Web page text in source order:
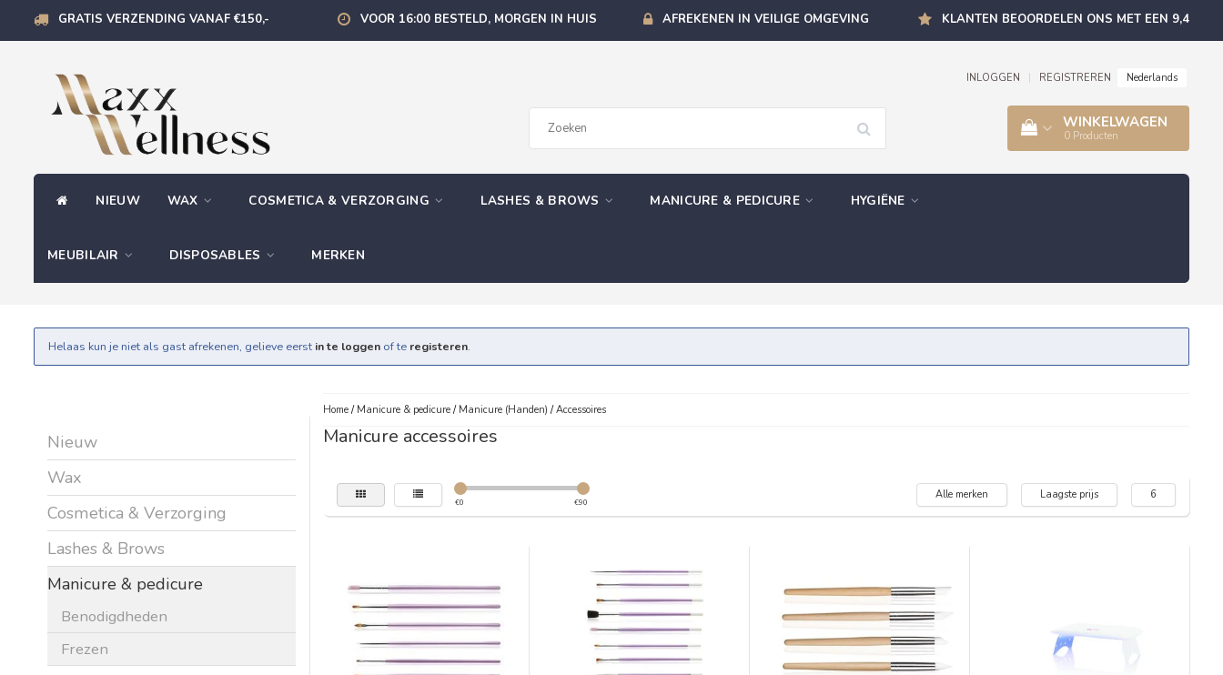
GRATIS VERZENDING VANAF €150,- VOOR 16:00 BESTELD, MORGEN IN HUIS AFREKENEN IN VEILIGE OMGEVING KLANTEN BEOORDELEN ONS MET EEN 9,4
INLOGGEN REGISTREREN Nederlands
WINKELWAGEN
0 Producten
NIEUW WAX COSMETICA & VERZORGING LASHES & BROWS MANICURE & PEDICURE HYGIËNE
MEUBILAIR DISPOSABLES MERKEN
Helaas kun je niet als gast afrekenen, gelieve eerst in te loggen of te registeren.
Nieuw
Wax
Cosmetica & Verzorging
Lashes & Brows
Manicure & pedicure
Benodigdheden
Frezen
Home/ Manicure & pedicure/ Manicure (Handen) /Accessoires
Manicure accessoires
€0 €90
Alle merken Laagste prijs 6